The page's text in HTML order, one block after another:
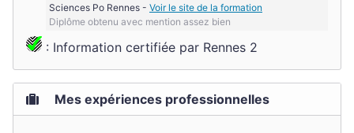
Sciences Po Rennes - Voir le site de la formation
Diplôme obtenu avec mention assez bien
: Information certifiée par Rennes 2
Mes expériences professionnelles